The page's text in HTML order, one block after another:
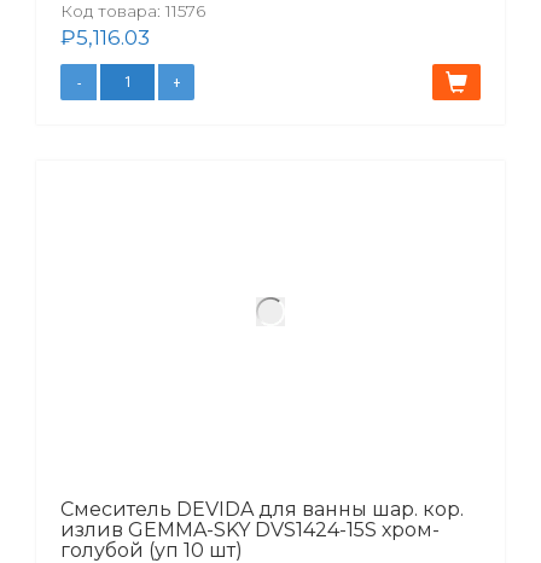
Код товара: 11576
₽5,116.03
Смеситель DEVIDA для ванны шар. кор.
излив GEMMA-SKY DVS1424-15S хром-
голубой (уп 10 шт)